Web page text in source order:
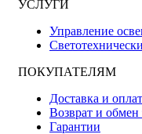
УСЛУГИ
Управление
ПОКУПАТЕЛЯМ
Доставка и
Возврат и обмен
Гарантии